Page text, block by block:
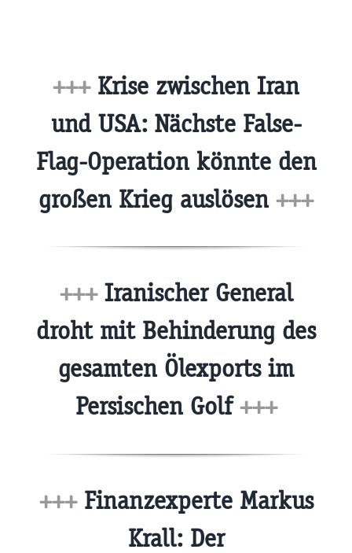
+++Krise zwischen Iran
und USA: Nächste False-
Flag-Operation könnte den
großen Krieg auslösen +++
+++Iranischer General
droht mit Behinderung des
gesamten Ölexports im
Persischen Golf+++
+++Finanzexperte Markus
Krall: Der